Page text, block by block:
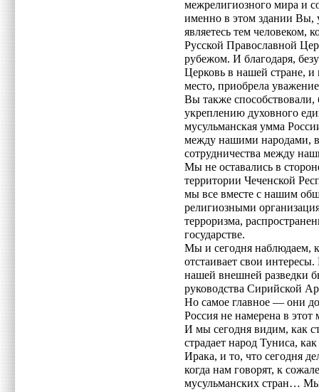
межрелигиозного мира и
именно в этом здании
являетесь тем человеком,
Русской Православной
рубежом. И благодаря,
Церковь в нашей стране, и
место, приобрела
Вы также
укреплению духовного
мусульманская умма
между нашими народами, в
сотрудничества между
Мы не оставались в
территории Чеченской
мы все вместе с нашим
религиозными
терроризма,
государстве.
Мы и сегодня наблюдаем,
отстаивает свои
нашей внешней разведки
руководства Сирийской
Но самое главное — они
Россия не намерена в
И мы сегодня видим, как
страдает народ Туниса,
Ирака, и то, что сегодня
когда нам говорят, к
мусульманских стран…